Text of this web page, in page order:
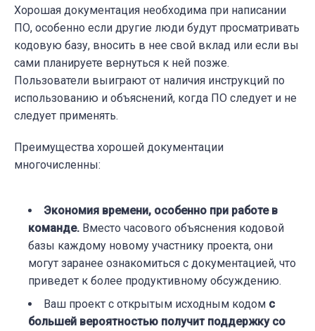
Хорошая документация необходима при написании
ПО, особенно если другие люди будут просматривать
кодовую базу, вносить в нее свой вклад или если вы
сами планируете вернуться к ней позже.
Пользователи выиграют от наличия инструкций по
использованию и объяснений, когда ПО следует и не
следует применять.
Преимущества хорошей документации
многочисленны:
Экономия времени, особенно при работе в
команде. Вместо часового объяснения кодовой
базы каждому новому участнику проекта, они
могут заранее ознакомиться с документацией, что
приведет к более продуктивному обсуждению.
Ваш проект с открытым исходным кодом с
большей вероятностью получит поддержку со